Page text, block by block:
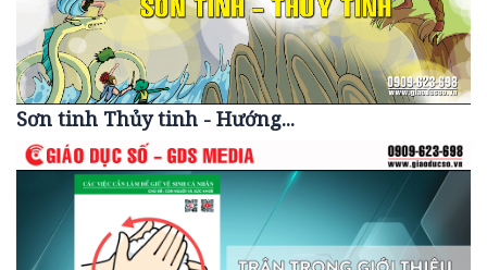
Sơn tinh Thủy tinh - Hướng...